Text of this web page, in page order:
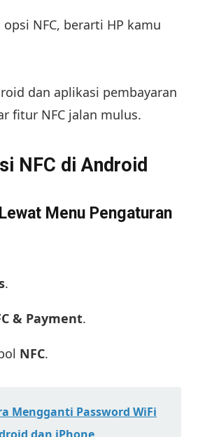
NFC, berarti HP kamu
dan aplikasi pembayaran
fitur NFC jalan mulus.
NFC di Android
Menu Pengaturan
.
& Payment.
NFC.
Mengganti Password WiFi